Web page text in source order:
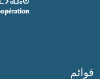
قوائم